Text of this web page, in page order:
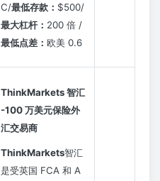
C/最低存款： $500/
最大杠杆： 200 倍 /
最低点差： 欧美 0.6
ThinkMarkets 智汇
-100 万美元保险外
汇交易商
ThinkMarkets智汇
是受英国 FCA 和 A